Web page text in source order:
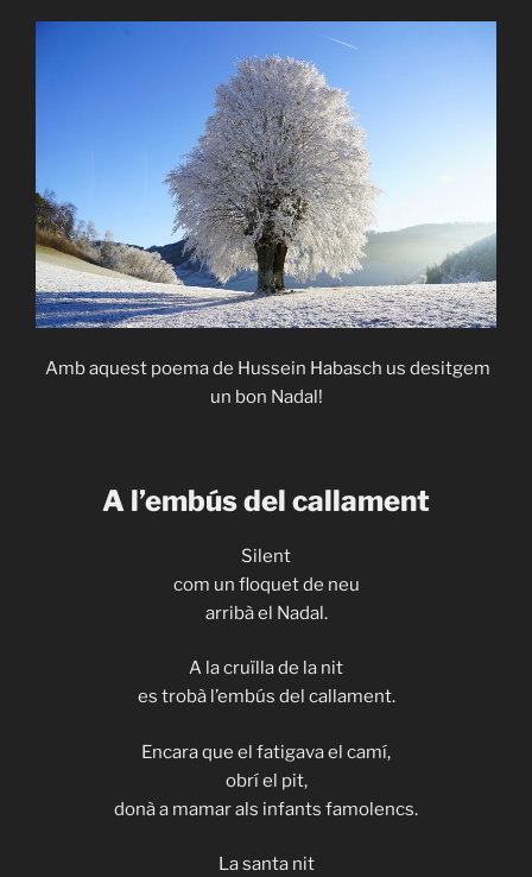
de
Amb aquest poema de Hussein Habasch us desitgem
un bon Nadal!
A l’embús del callament
Silent
com un floquet de neu
arribà el Nadal.
A la cruïlla de la nit
es trobà l’embús del callament.
Encara que el fatigava el camí,
obrí el pit,
donà a mamar als infants famolencs.
La santa nit